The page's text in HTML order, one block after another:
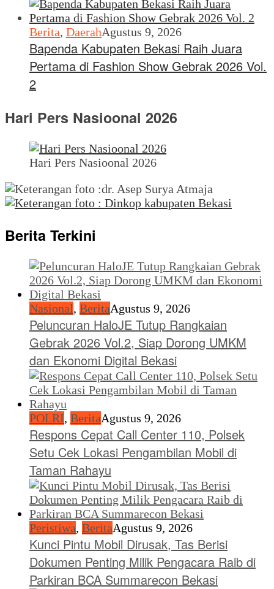
Berita, DaerahAgustus 9, 2026
Bapenda Kabupaten Bekasi Raih Juara
Pertama di Fashion Show Gebrak 2026 Vol.
2
Hari Pers Nasioonal 2026
Hari Pers Nasioonal 2026
Berita Terkini
Nasional, BeritaAgustus 9, 2026
Peluncuran HaloJE Tutup Rangkaian
Gebrak 2026 Vol.2, Siap Dorong UMKM
dan Ekonomi Digital Bekasi
POLRI, BeritaAgustus 9, 2026
Respons Cepat Call Center 110, Polsek
Setu Cek Lokasi Pengambilan Mobil di
Taman Rahayu
Peristiwa, BeritaAgustus 9, 2026
Kunci Pintu Mobil Dirusak, Tas Berisi
Dokumen Penting Milik Pengacara Raib di
Parkiran BCA Summarecon Bekasi